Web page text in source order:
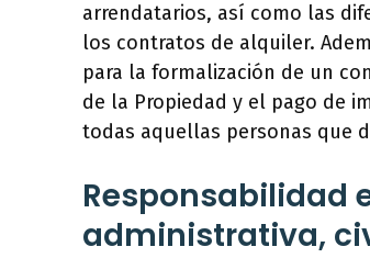
arrendatarios, así como las
los contratos de alquiler.
para la formalización de un
de la Propiedad y el pago de
todas aquellas personas que
Responsabilidad
administrativa,